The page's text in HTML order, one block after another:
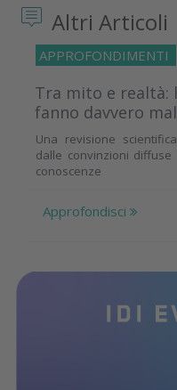
Altri Articoli
APPROFONDIMENTI
Tra mito e realtà:
fanno davvero
Una revisione
dalle convinzioni
conoscenze
Approfondisci